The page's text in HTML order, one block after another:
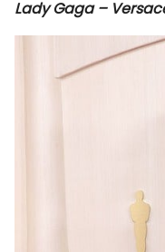
Lady Gaga –